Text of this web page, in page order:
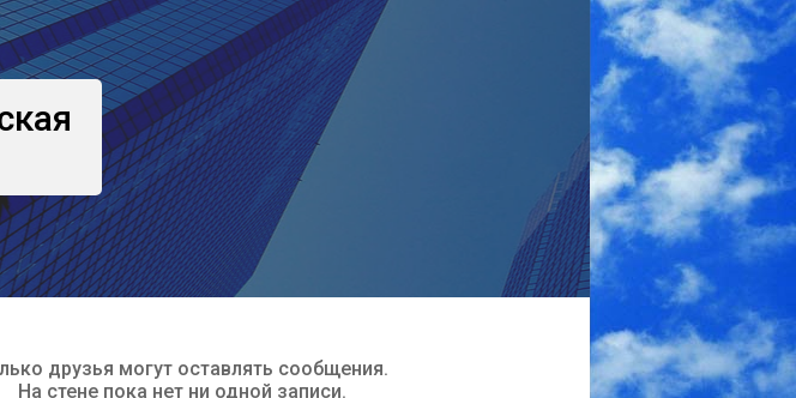
друзья могут оставлять сообщения.
На стене пока нет ни одной записи.